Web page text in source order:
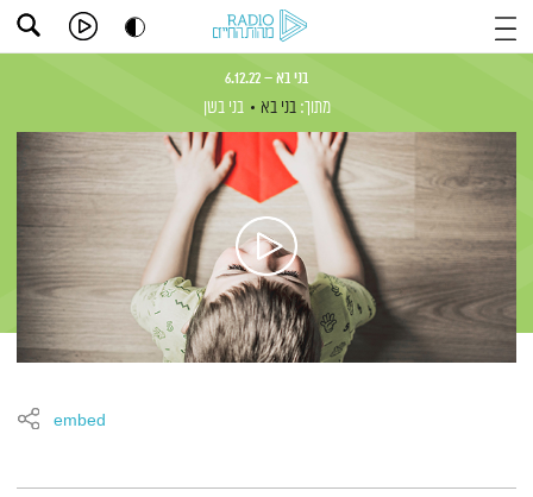
בני בא – 6.12.22
מתוך: בני בא בני בשן
embed